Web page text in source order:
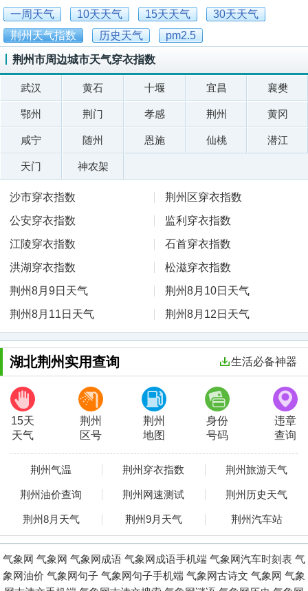
一周天气 10天天气 15天天气
30天天气
荆州天气指数
历史天气 pm2.5
荆州市周边城市天气穿衣指数
武汉 黄石 十堰 宜昌 襄樊
鄂州 荆门 孝感 荆州 黄冈
咸宁 随州 恩施 仙桃 潜江
天门 神农架
沙市穿衣指数
荆州区穿衣指数
公安穿衣指数
监利穿衣指数
江陵穿衣指数
石首穿衣指数
洪湖穿衣指数
松滋穿衣指数
荆州8月9日天气
荆州8月10日天气
荆州8月11日天气
荆州8月12日天气
湖北荆州实用查询 生活必备神器
15天
天气
荆州
区号
荆州
地图
身份
号码
违章
查询
荆州气温 荆州穿衣指数 荆州旅游天气
荆州油价查询 荆州网速测试 荆州历史天气
荆州8月天气 荆州9月天气 荆州汽车站
气象网 气象网 气象网成语 气象网成语手机端 气象网汽车时刻表 气
象网油价 气象网句子 气象网句子手机端 气象网古诗文 气象网 气象